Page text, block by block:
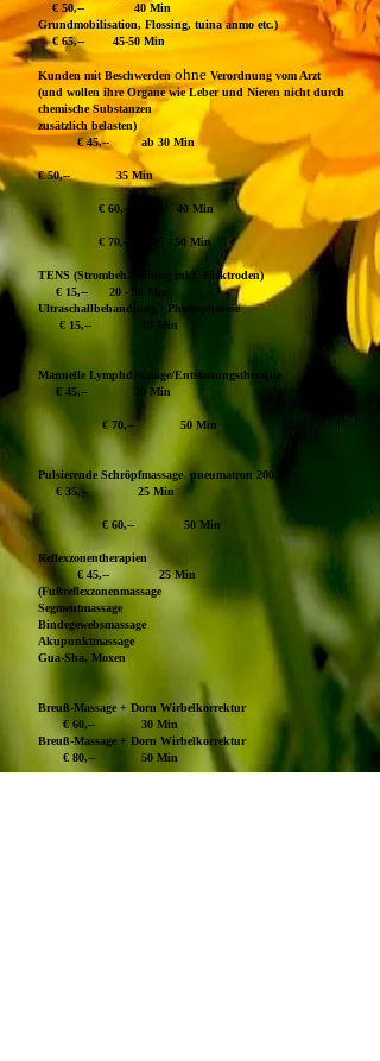
€ 50,-- 40 Min
Grundmobilisation, Flossing, tuina anmo etc.)
€ 65,-- 45-50 Min
Kunden mit Beschwerdenohne Verordnung vom Arzt
(und wollen ihre Organe wie Leber und Nieren nicht durch
chemische Substanzen
zusätzlich belasten)
€ 45,-- ab 30 Min
€ 50,-- 35 Min
€ 60,-- 40 Min
€ 70,-- 45 - 50 Min
TENS (Strombehandlung inkl. Elektroden)
€ 15,-- 20 - 30 Min
Ultraschallbehandlung / Phonophorese
€ 15,-- 10 Min
Manuelle Lymphdrainage/Entstauungstherapie
€ 45,-- 30 Min
€ 70,-- 50 Min
Pulsierende Schröpfmassage pneumatron 200
€ 35,-- 25 Min
€ 60,-- 50 Min
Reflexzonentherapien
€ 45,-- 25 Min
(Fußreflexzonenmassage
Segmentmassage
Bindegewebsmassage
Akupunktmassage
Gua-Sha, Moxen
Breuß-Massage + Dorn Wirbelkorrektur
€ 60,-- 30 Min
Breuß-Massage + Dorn Wirbelkorrektur
€ 80,-- 50 Min